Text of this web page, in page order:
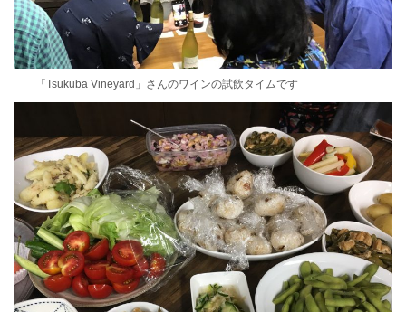
「Tsukuba Vineyard」さんのワインの試飲タイムです